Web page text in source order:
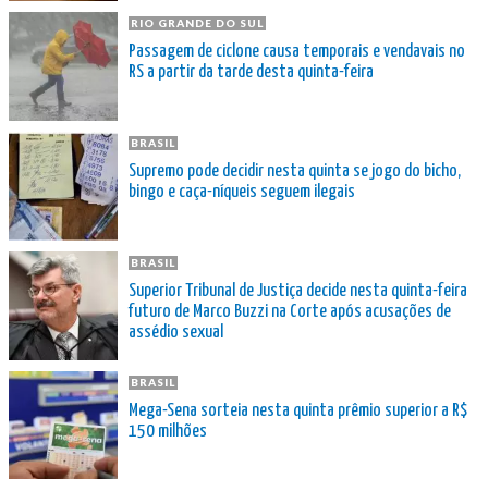
RIO GRANDE DO SUL
Passagem de ciclone causa temporais e vendavais no
RS a partir da tarde desta quinta-feira
BRASIL
Supremo pode decidir nesta quinta se jogo do bicho,
bingo e caça-níqueis seguem ilegais
BRASIL
Superior Tribunal de Justiça decide nesta quinta-feira
futuro de Marco Buzzi na Corte após acusações de
assédio sexual
BRASIL
Mega-Sena sorteia nesta quinta prêmio superior a R$
150 milhões